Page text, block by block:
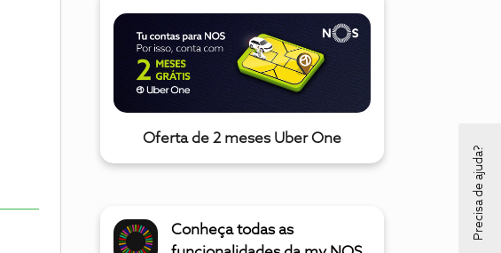
Oferta de 2 meses Uber One
Conheça todas as
Precisa de ajuda?